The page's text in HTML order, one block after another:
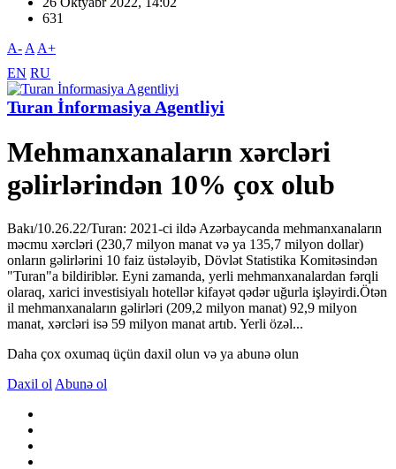
631
A- A A+
EN RU
Turan İnformasiya Agentliyi
Mehmanxanaların xərcləri
gəlirlərindən 10% çox olub
Bakı/10.26.22/Turan: 2021-ci ildə Azərbaycanda mehmanxanaların
məcmu xərcləri (230,7 milyon manat və ya 135,7 milyon dollar)
onların gəlirlərini 10 faiz üstələyib, Dövlət Statistika Komitəsindən
"Turan"a bildiriblər. Eyni zamanda, yerli mehmanxanalardan fərqli
olaraq, xarici investisiyalı hotellər kifayət qədər uğurla işləyirdi.Ötən
il mehmanxanaların gəlirləri (209,2 milyon manat) 92,9 milyon
manat, xərcləri isə 59 milyon manat artıb. Yerli özəl...
Daha çox oxumaq üçün daxil olun və ya abunə olun
Daxil ol Abunə ol